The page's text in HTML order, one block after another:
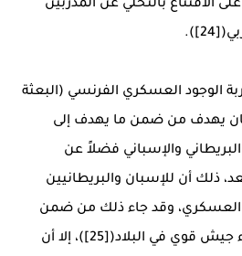
الاقتناع بالتخلي عن المدربين
الوجود العسكري الفرنسي (البعثة
يهدف من ضمن ما يهدف إلى
والإسباني فضلاً عن
ذلك أن للإسبان والبريطانيين
العسكري، وقد جاء ذلك من ضمن
المحاولات الإصلاحية لبناء جيش قوي في البلاد([25])، إلا أن